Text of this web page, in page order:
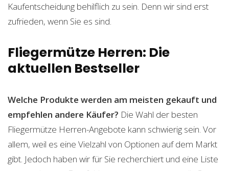
Kaufentscheidung behilflich zu sein. Denn wir sind erst
zufrieden, wenn Sie es sind.
Fliegermütze Herren: Die
aktuellen Bestseller
Welche Produkte werden am meisten gekauft und
empfehlen andere Käufer? Die Wahl der besten
Fliegermütze Herren-Angebote kann schwierig sein. Vor
allem, weil es eine Vielzahl von Optionen auf dem Markt
gibt. Jedoch haben wir für Sie recherchiert und eine Liste